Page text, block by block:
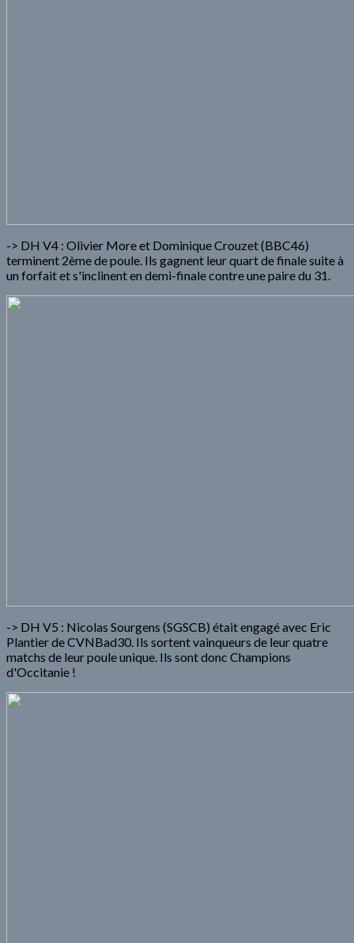
-> DH V4 : Olivier More et Dominique Crouzet (BBC46)
terminent 2ème de poule. Ils gagnent leur quart de finale suite à
un forfait et s'inclinent en demi-finale contre une paire du 31.
-> DH V5 : Nicolas Sourgens (SGSCB) était engagé avec Eric
Plantier de CVNBad30. Ils sortent vainqueurs de leur quatre
matchs de leur poule unique. Ils sont donc Champions
d'Occitanie !